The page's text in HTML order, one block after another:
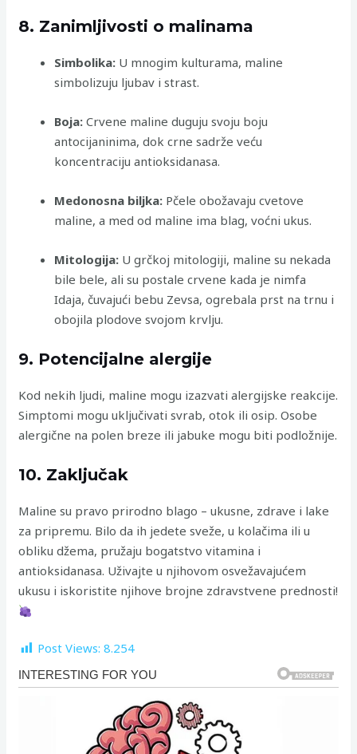
8. Zanimljivosti o malinama
Simbolika: U mnogim kulturama, maline
simbolizuju ljubav i strast.
Boja: Crvene maline duguju svoju boju
antocijaninima, dok crne sadrže veću
koncentraciju antioksidanasa.
Medonosna biljka: Pčele obožavaju cvetove
maline, a med od maline ima blag, voćni ukus.
Mitologija: U grčkoj mitologiji, maline su nekada
bile bele, ali su postale crvene kada je nimfa
Idaja, čuvajući bebu Zevsa, ogrebala prst na trnu i
obojila plodove svojom krvlju.
9. Potencijalne alergije
Kod nekih ljudi, maline mogu izazvati alergijske reakcije.
Simptomi mogu uključivati svrab, otok ili osip. Osobe
alergične na polen breze ili jabuke mogu biti podložnije.
10. Zaključak
Maline su pravo prirodno blago – ukusne, zdrave i lake
za pripremu. Bilo da ih jedete sveže, u kolačima ili u
obliku džema, pružaju bogatstvo vitamina i
antioksidanasa. Uživajte u njihovom osvežavajućem
ukusu i iskoristite njihove brojne zdravstvene prednosti!
Post Views: 8.254